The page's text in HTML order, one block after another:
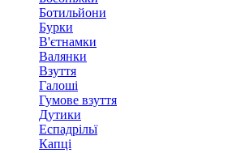
Ботильйони
Бурки
В'єтнамки
Валянки
Взуття
Галоші
Гумове взуття
Дутики
Еспадрільї
Капці